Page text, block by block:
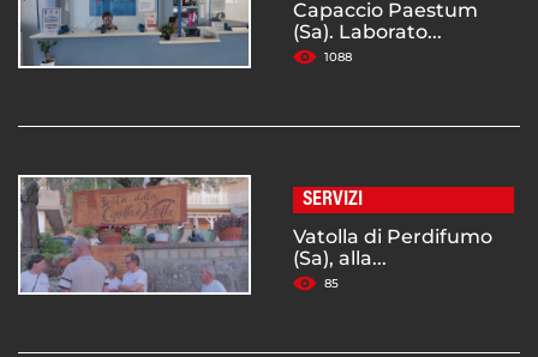
Capaccio Paestum
(Sa). Laborato...
1088
SERVIZI
Vatolla di Perdifumo
(Sa), alla...
85